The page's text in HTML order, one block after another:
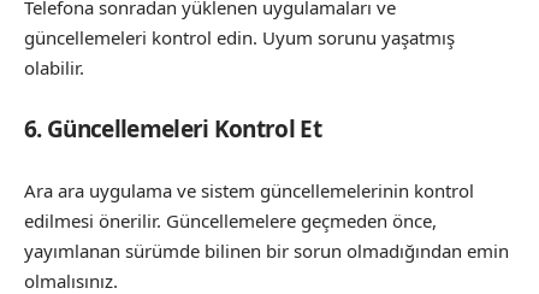
Telefona sonradan yüklenen uygulamaları ve
güncellemeleri kontrol edin. Uyum sorunu yaşatmış
olabilir.
6. Güncellemeleri Kontrol Et
Ara ara uygulama ve sistem güncellemelerinin kontrol
edilmesi önerilir. Güncellemelere geçmeden önce,
yayımlanan sürümde bilinen bir sorun olmadığından emin
olmalısınız.